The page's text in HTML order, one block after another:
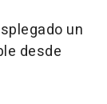
un
desde